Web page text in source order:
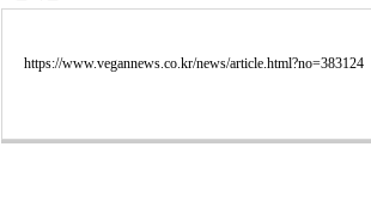
https://www.vegannews.co.kr/news/article.html?no=383124